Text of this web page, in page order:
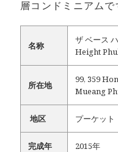
層コンドミニアムで
名称
ザ ベース
Height
所在地
99, 359
Mueang
地区 プーケット
完成年 2015年